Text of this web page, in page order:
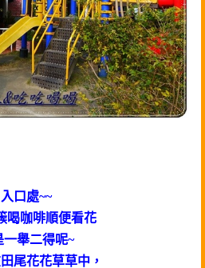
入口處~~
喝咖啡順便看花
一舉二得呢~
尾花花草草中，